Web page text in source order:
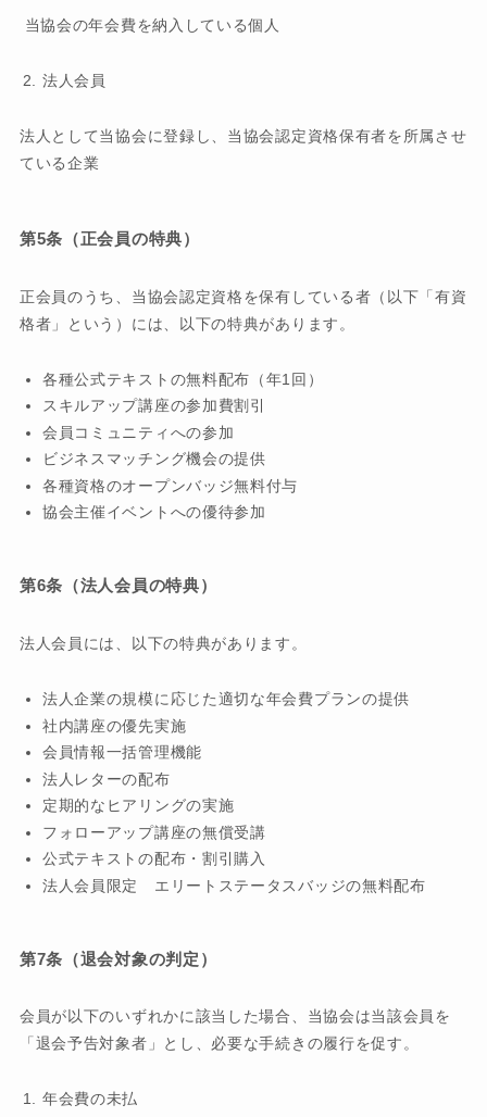
当協会の年会費を納入している個人
法人会員
法人として当協会に登録し、当協会認定資格保有者を所属させ
ている企業
第5条（正会員の特典）
正会員のうち、当協会認定資格を保有している者（以下「有資
格者」という）には、以下の特典があります。
各種公式テキストの無料配布（年1回）
スキルアップ講座の参加費割引
会員コミュニティへの参加
ビジネスマッチング機会の提供
各種資格のオープンバッジ無料付与
協会主催イベントへの優待参加
第6条（法人会員の特典）
法人会員には、以下の特典があります。
法人企業の規模に応じた適切な年会費プランの提供
社内講座の優先実施
会員情報一括管理機能
法人レターの配布
定期的なヒアリングの実施
フォローアップ講座の無償受講
公式テキストの配布・割引購入
法人会員限定 エリートステータスバッジの無料配布
第7条（退会対象の判定）
会員が以下のいずれかに該当した場合、当協会は当該会員を
「退会予告対象者」とし、必要な手続きの履行を促す。
年会費の未払